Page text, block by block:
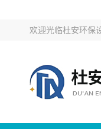
欢迎光临杜安环保